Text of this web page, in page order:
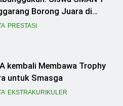
untuk Smasga
EKSTRAKURIKULER
1 Lomba Koor Mars PGRI